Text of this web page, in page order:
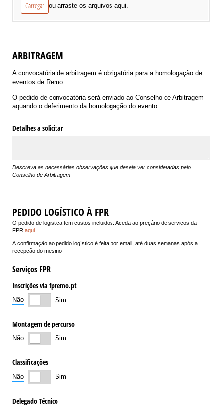
Carregar ou arraste os arquivos aqui.
ARBITRAGEM
A convocatória de arbitragem é obrigatória para a homologação de
eventos de Remo
O pedido de convocatória será enviado ao Conselho de Arbitragem
aquando o deferimento da homologação do evento.
Detalhes a solicitar
Descreva as necessárias observações que deseja ver consideradas pelo
Conselho de Arbitragem
PEDIDO LOGÍSTICO À FPR
O pedido de logistica tem custos incluidos. Aceda ao preçário de serviços da
FPR aqui
A confirmação ao pedido logístico é feita por email, até duas semanas após a
recepção do mesmo
Serviços FPR
Inscrições via fpremo.pt
Não Sim
Montagem de percurso
Não Sim
Classificações
Não Sim
Delegado Técnico